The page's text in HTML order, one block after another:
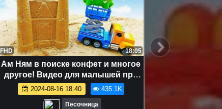
FHD 18:05
Ам Ням в поиске конфет и многое
другое! Видео для малышей про
игрушки
2024-08-16 18:40 435.1K
Песочница